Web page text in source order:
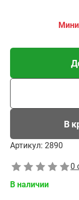
В
Артикул: 2890
0
В наличии